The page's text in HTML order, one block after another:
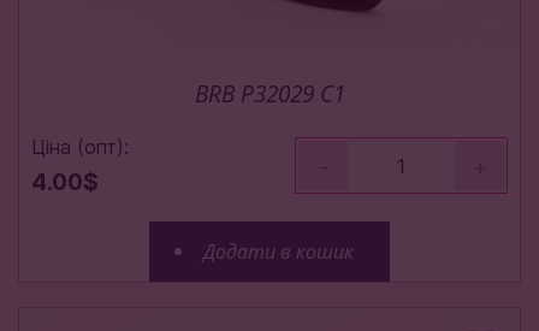
BRB P32029 C1
Ціна (опт):
4.00$
- +
Додати в кошик